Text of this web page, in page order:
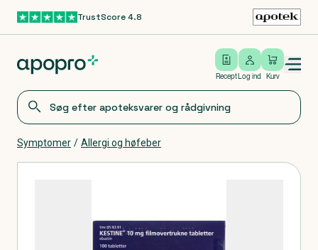
Gå til hovedindholdTrustScore 4.8
Recept
Log ind
Log ind Kurv
Open/close menu
Symptomer / Allergi og høfeber